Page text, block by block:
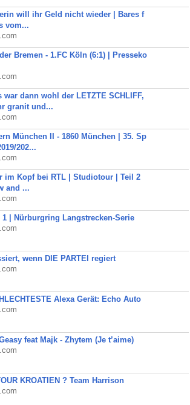
will ihr Geld nicht wieder | Bares f
vom...
Bremen - 1.FC Köln (6:1) | Presseko
war dann wohl der LETZTE SCHLIFF,
granit und...
München II - 1860 München | 35. Sp
202...
im Kopf bei RTL | Studiotour | Teil 2
and ...
1 | Nürburgring Langstrecken-Serie
wenn DIE PARTEI regiert
Alexa Gerät: Echo Auto
feat Majk - Zhytem (Je t’aime)
KROATIEN ? Team Harrison